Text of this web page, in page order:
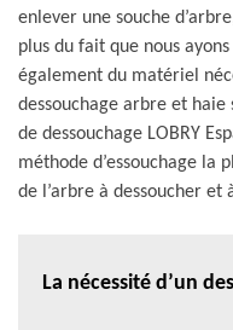
enlever une souche
plus du fait que nous
également du matériel
dessouchage arbre et haie
de dessouchage LOBRY
méthode d’essouchage la
de l’arbre à dessoucher et
La nécessité d’un